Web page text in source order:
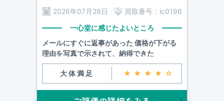
2026年07月28日
買取番号： ic0196
一心堂に感じたよいところ
メールにすぐに返事があった 価格が下がる
理由を写真で示されて、納得できた
大体満足 ★★★★☆